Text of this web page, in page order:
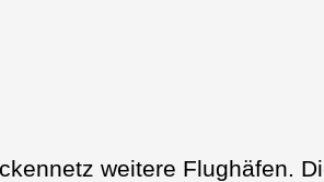
weitere Flughäfen.